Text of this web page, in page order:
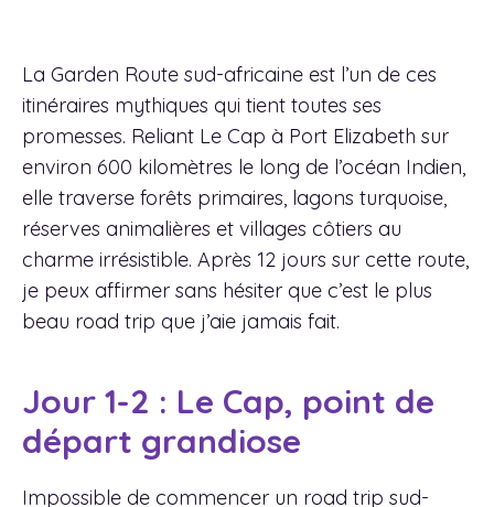
La Garden Route sud-africaine est l’un de ces
itinéraires mythiques qui tient toutes ses
promesses. Reliant Le Cap à Port Elizabeth sur
environ 600 kilomètres le long de l’océan Indien,
elle traverse forêts primaires, lagons turquoise,
réserves animalières et villages côtiers au
charme irrésistible. Après 12 jours sur cette route,
je peux affirmer sans hésiter que c’est le plus
beau road trip que j’aie jamais fait.
Jour 1-2 : Le Cap, point de
départ grandiose
Impossible de commencer un road trip sud-